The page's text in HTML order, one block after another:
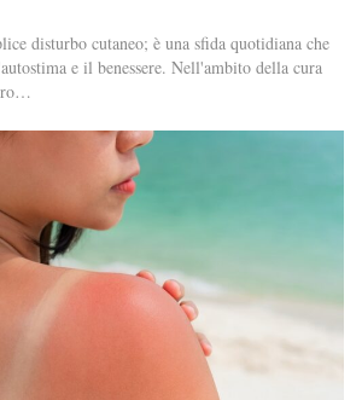
disturbo cutaneo; è una sfida quotidiana che
e il benessere. Nell'ambito della cura